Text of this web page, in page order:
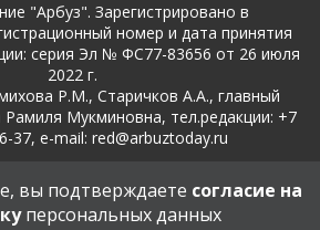
"Арбуз". Зарегистрировано в
номер и дата принятия
серия Эл № ФС77-83656 от 26 июля
2022 г.
Р.М., Старичков А.А., главный
Мукминовна, тел.редакции: +7
37, e-mail: red@arbuztoday.ru
обработки и защиты персональных
данных
вы подтверждаете согласие на
персональных данных